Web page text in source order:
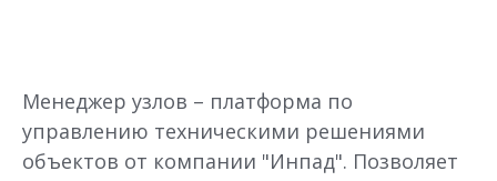
Менеджер узлов – платформа по
управлению техническими решениями
объектов от компании "Инпад". Позволяет